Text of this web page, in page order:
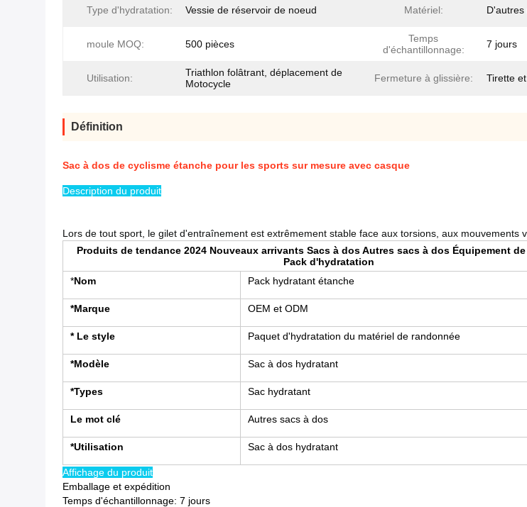
Type d'hydratation: Vessie de réservoir de noeud Matériel:
moule MOQ: 500 pièces
Temps
d'échantillonnage:
7 jours
Utilisation:
Triathlon folâtrant, déplacement de
Motocycle
Fermeture à glissière: Tirette
Définition
Sac à dos de cyclisme étanche pour les sports sur mesure avec casque
Description du produit
Lors de tout sport, le gilet d'entraînement est extrêmement stable face aux torsions, aux mouvements
Produits de tendance 2024 Nouveaux arrivants Sacs à dos Autres sacs à dos Équipement
Pack d'hydratation
*Nom Pack hydratant étanche
*Marque OEM et ODM
* Le style Paquet d'hydratation du matériel de randonnée
*Modèle Sac à dos hydratant
*Types Sac hydratant
Le mot clé Autres sacs à dos
*Utilisation Sac à dos hydratant
Affichage du produit
Emballage et expédition
Temps d'échantillonnage: 7 jours